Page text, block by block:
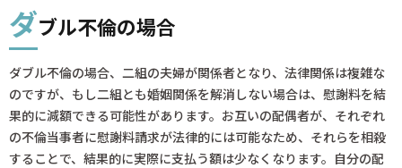
ダブル不倫の場合
ダブル不倫の場合、二組の夫婦が関係者となり、法律関係は複雑な
のですが、もし二組とも婚姻関係を解消しない場合は、慰謝料を結
果的に減額できる可能性があります。お互いの配偶者が、それぞれ
の不倫当事者に慰謝料請求が法律的には可能なため、それらを相殺
することで、結果的に実際に支払う額は少なくなります。自分の配